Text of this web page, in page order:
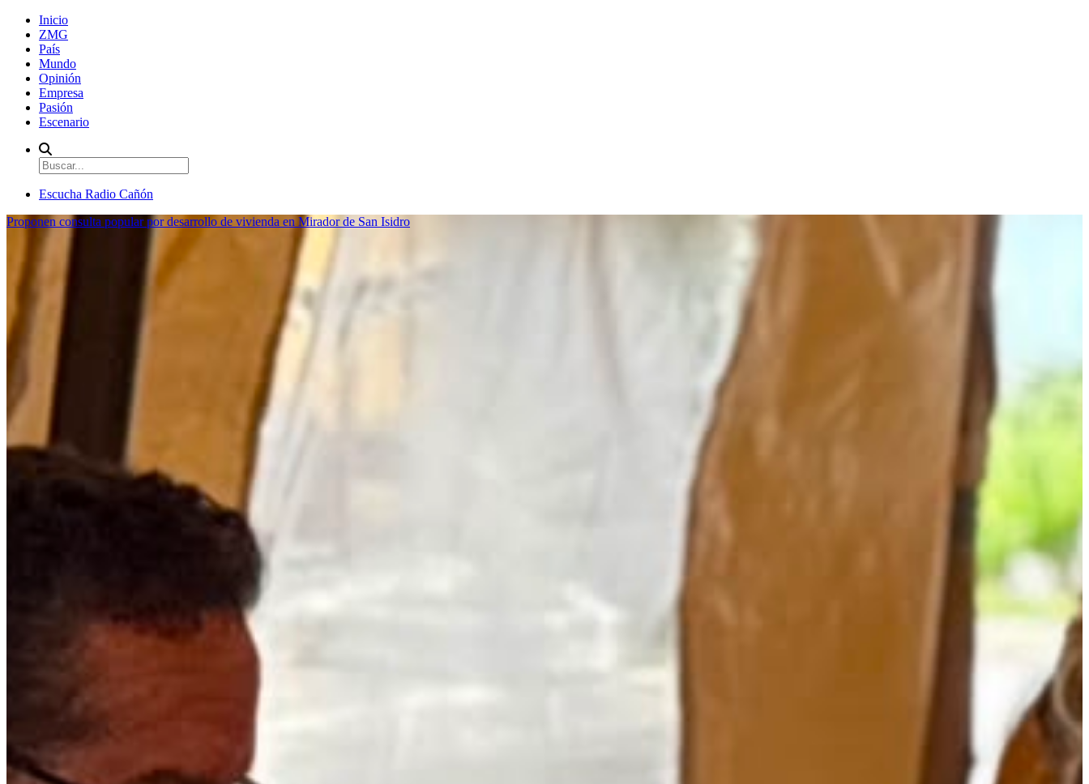
Inicio
ZMG
País
Mundo
Opinión
Empresa
Pasión
Escenario
Escucha Radio Cañón
Proponen consulta popular por desarrollo de vivienda en Mirador de San Isidro